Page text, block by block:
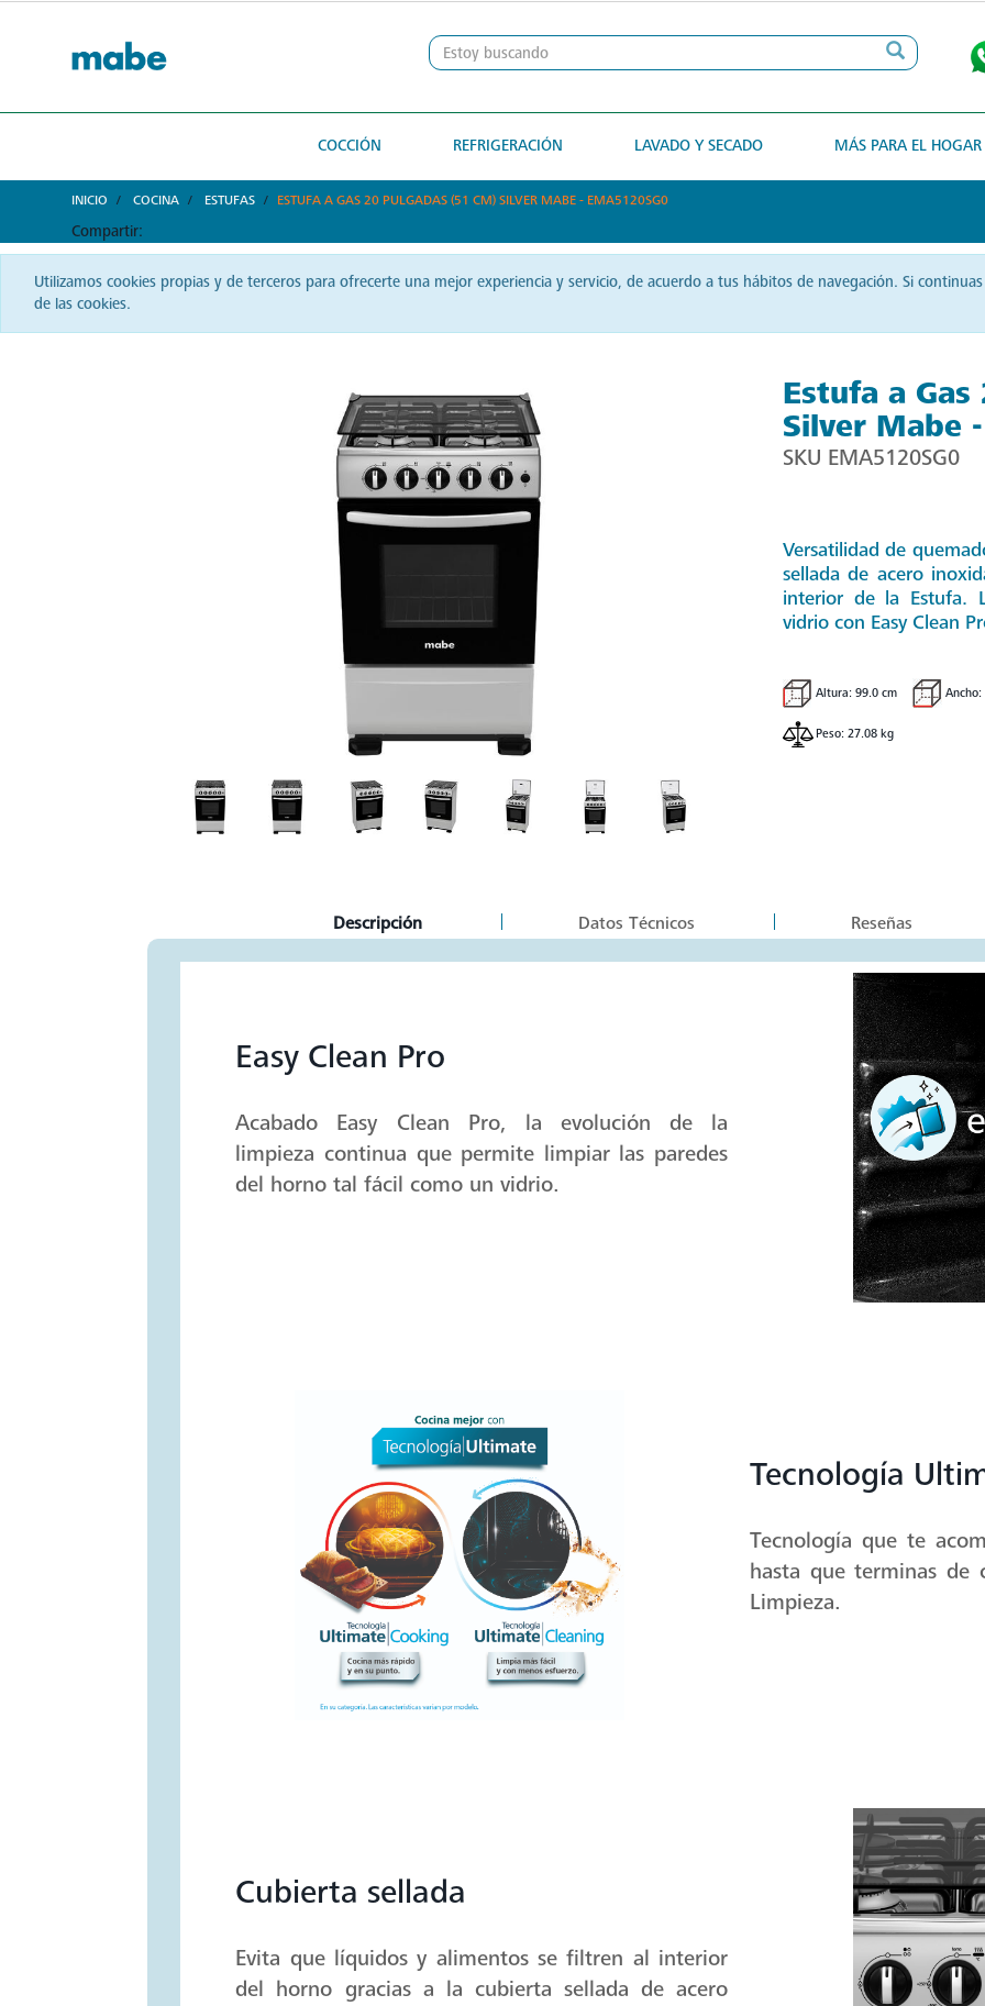
COCCIÓN REFRIGERACIÓN LAVADO Y SECADO MÁS PARA EL HOGAR
INICIO COCINA ESTUFAS ESTUFA A GAS 20 PULGADAS (51 CM) SILVER MABE - EMA5120SG0
Compartir:
Utilizamos cookies propias y de terceros para ofrecerte una mejor experiencia y servicio, de acuerdo a tus hábitos de navegación. Si
de las cookies.
Estufa a
Silver Mabe
SKU EMA5120SG0
Versatilidad de
sellada de acero
interior de la Estufa.
vidrio con Easy Clean
Altura: 99.0 cm Ancho:
Peso: 27.08 kg
Current
Descripción Datos Técnicos Reseñas
Easy Clean Pro
Acabado Easy Clean Pro, la evolución de la
limpieza continua que permite limpiar las paredes
del horno tal fácil como un vidrio.
Tecnología
Tecnología que te
hasta que terminas de
Limpieza.
Cubierta sellada
Evita que líquidos y alimentos se filtren al interior
del horno gracias a la cubierta sellada de acero